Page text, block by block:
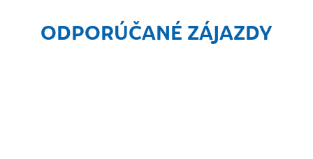
ODPORÚČANÉ ZÁJAZDY